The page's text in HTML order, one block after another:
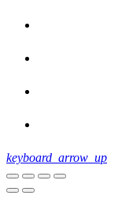
keyboard_arrow_up